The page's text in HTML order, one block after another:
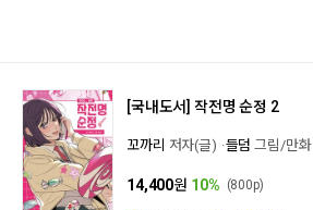
[국내도서] 작전명 순정 2
꼬까리 저자(글) 들덤 그림/만화
14,400원 10% (800p)